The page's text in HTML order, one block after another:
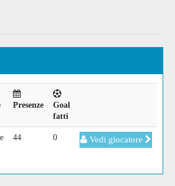
Presenze
Goal
fatti
44 0 Vedi giocatore